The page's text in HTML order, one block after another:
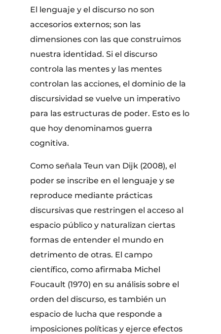
El lenguaje y el discurso no son
accesorios externos; son las
dimensiones con las que construimos
nuestra identidad. Si el discurso
controla las mentes y las mentes
controlan las acciones, el dominio de la
discursividad se vuelve un imperativo
para las estructuras de poder. Esto es lo
que hoy denominamos guerra
cognitiva.
Como señala Teun van Dijk (2008), el
poder se inscribe en el lenguaje y se
reproduce mediante prácticas
discursivas que restringen el acceso al
espacio público y naturalizan ciertas
formas de entender el mundo en
detrimento de otras. El campo
científico, como afirmaba Michel
Foucault (1970) en su análisis sobre el
orden del discurso, es también un
espacio de lucha que responde a
imposiciones políticas y ejerce efectos